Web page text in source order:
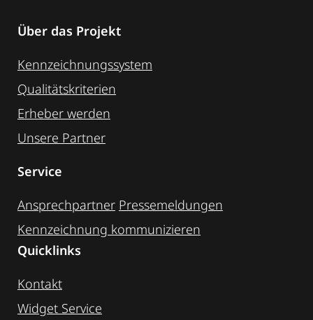
Über das Projekt
Kennzeichnungssystem
Qualitätskriterien
Erheber werden
Unsere Partner
Service
Ansprechpartner Pressemeldungen
Kennzeichnung ­kommunizieren
Quicklinks
Kontakt
Widget Service